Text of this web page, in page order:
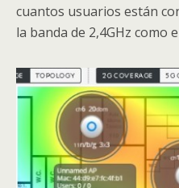
cuantos usuarios están
la banda de 2,4GHz como